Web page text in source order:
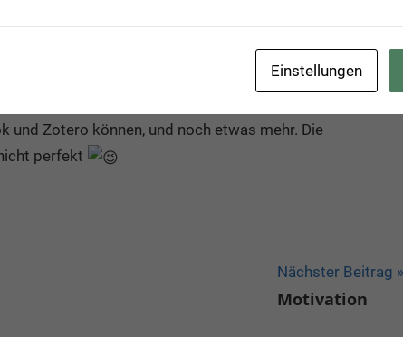
mehreren Geräten als auch Tagging möglich war.
meiner Suche in dem Beitrag
11 geniale Tools, um Ideen
und Zotero können, und noch etwas mehr. Die
perfekt
Nächster Beitrag
Motivation
Einstellungen